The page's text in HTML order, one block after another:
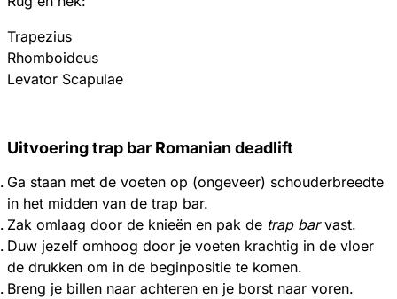
Trapezius
Rhomboideus
Levator Scapulae
Uitvoering trap bar Romanian deadlift
Ga staan met de voeten op (ongeveer) schouderbreedte
in het midden van de trap bar.
Zak omlaag door de knieën en pak de trap barvast.
Duw jezelf omhoog door je voeten krachtig in de vloer
de drukken om in de beginpositie te komen.
Breng je billen naar achteren en je borst naar voren.